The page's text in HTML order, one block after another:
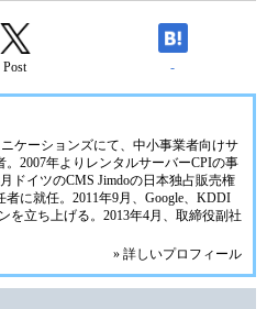
Post -
ケーションズにて、中小事業者向けサ
。2007年よりレンタルサーバーCPIの事
ドイツのCMS Jimdoの日本独占販売権
者に就任。2011年9月、Google、KDDI
を立ち上げる。2013年4月、取締役副社
» 詳しいプロフィール